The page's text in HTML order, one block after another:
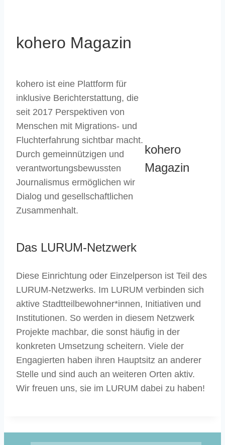
kohero Magazin
kohero ist eine Plattform für
inklusive Berichterstattung, die
seit 2017 Perspektiven von
Menschen mit Migrations- und
Fluchterfahrung sichtbar macht.
Durch gemeinnützigen und
verantwortungsbewussten
Journalismus ermöglichen wir
Dialog und gesellschaftlichen
Zusammenhalt.
kohero
Magazin
Das LURUM-Netzwerk
Diese Einrichtung oder Einzelperson ist Teil des
LURUM-Netzwerks. Im LURUM verbinden sich
aktive Stadtteilbewohner*innen, Initiativen und
Institutionen. So werden in diesem Netzwerk
Projekte machbar, die sonst häufig in der
konkreten Umsetzung scheitern. Viele der
Engagierten haben ihren Hauptsitz an anderer
Stelle und sind auch an weiteren Orten aktiv.
Wir freuen uns, sie im LURUM dabei zu haben!